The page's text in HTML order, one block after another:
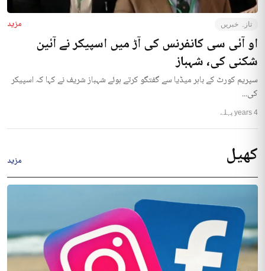
تازہ خبریں مزید
او آئی سی کانفرنس کی آڑ میں اسپیکر نے آئین
شکنی کی، شہباز
سپریم کورٹ کے باہر میڈیا سے گفتگو کرتے ہوئے شہباز شریف نے کہا کہ اسپیکر
کی...
4 years پہلے
کھیل مزید